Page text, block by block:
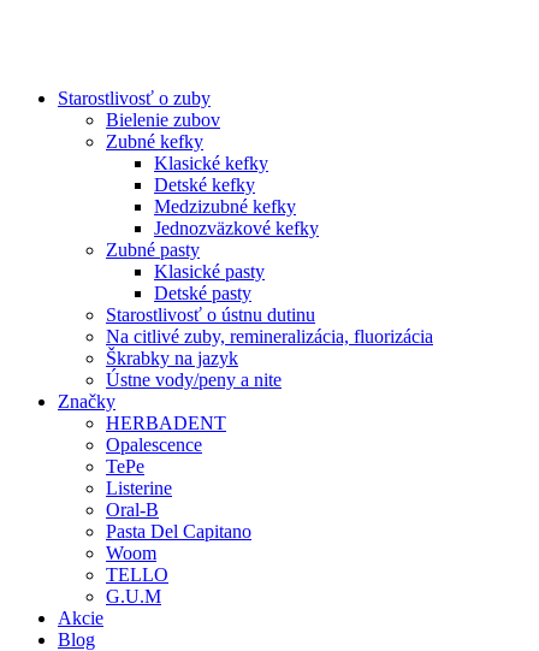
Starostlivosť o zuby
Bielenie zubov
Zubné kefky
Klasické kefky
Detské kefky
Medzizubné kefky
Jednozväzkové kefky
Zubné pasty
Klasické pasty
Detské pasty
Starostlivosť o ústnu dutinu
Na citlivé zuby, remineralizácia, fluorizácia
Škrabky na jazyk
Ústne vody/peny a nite
Značky
HERBADENT
Opalescence
TePe
Listerine
Oral-B
Pasta Del Capitano
Woom
TELLO
G.U.M
Akcie
Blog